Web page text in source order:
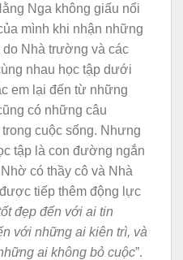
Nga không giấu nổi
mình khi nhận những
do Nhà trường và các
nhau học tập dưới
em lại đến từ những
có những câu
cuộc sống. Nhưng
tập là con đường ngắn
có thầy cô và Nhà
tiếp thêm động lực
đẹp đến với ai tin
với những ai kiên trì, và
ai không bỏ cuộc”.